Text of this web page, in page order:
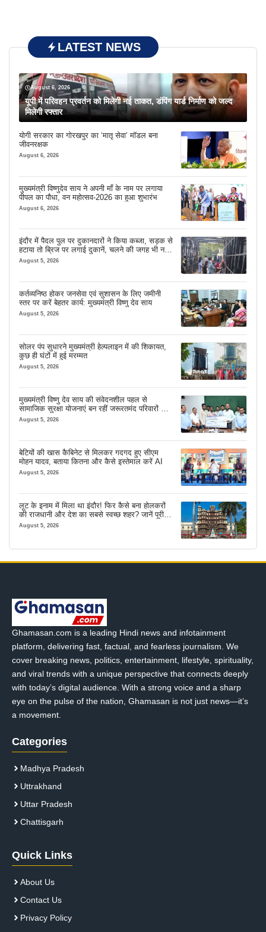
LATEST NEWS
August 6, 2026
यूपी में परिवहन प्रवर्तन को मिलेगी नई ताकत, डंपिंग यार्ड निर्माण को जल्द
मिलेगी रफ्तार
योगी सरकार का गोरखपुर का ‘मातृ सेवा’ मॉडल बना
जीवनरक्षक
August 6, 2026
मुख्यमंत्री विष्णुदेव साय ने अपनी माँ के नाम पर लगाया
पीपल का पौधा, वन महोत्सव-2026 का हुआ शुभारंभ
August 6, 2026
इंदौर में पैदल पुल पर दुकानदारों ने किया कब्जा, सड़क से
हटाया तो ब्रिज पर लगाई दुकानें, चलने की जगह भी नहीं
मिल रही
August 5, 2026
कर्तव्यनिष्ठ होकर जनसेवा एवं सुशासन के लिए जमीनी
स्तर पर करें बेहतर कार्य: मुख्यमंत्री विष्णु देव साय
August 5, 2026
सोलर पंप सुधारने मुख्यमंत्री हेल्पलाइन में की शिकायत,
कुछ ही घंटों में हुई मरम्मत
August 5, 2026
मुख्यमंत्री विष्णु देव साय की संवेदनशील पहल से
सामाजिक सुरक्षा योजनाएं बन रहीं जरूरतमंद परिवारों का
मजबूत सहारा
August 5, 2026
बेटियों की खास कैबिनेट से मिलकर गदगद हुए सीएम
मोहन यादव, बताया कितना और कैसे इस्तेमाल करें AI
August 5, 2026
लूट के इनाम में मिला था इंदौर! फिर कैसे बना होलकरों
की राजधानी और देश का सबसे स्वच्छ शहर? जानें पूरी
कहानी
August 5, 2026
Ghamasan.com is a leading Hindi news and infotainment
platform, delivering fast, factual, and fearless journalism. We
cover breaking news, politics, entertainment, lifestyle, spirituality,
and viral trends with a unique perspective that connects deeply
with today’s digital audience. With a strong voice and a sharp
eye on the pulse of the nation, Ghamasan is not just news—it’s
a movement.
Categories
Madhya Pradesh
Uttrakhand
Uttar Pradesh
Chattisgarh
Quick Links
About Us
Contact Us
Privacy Policy